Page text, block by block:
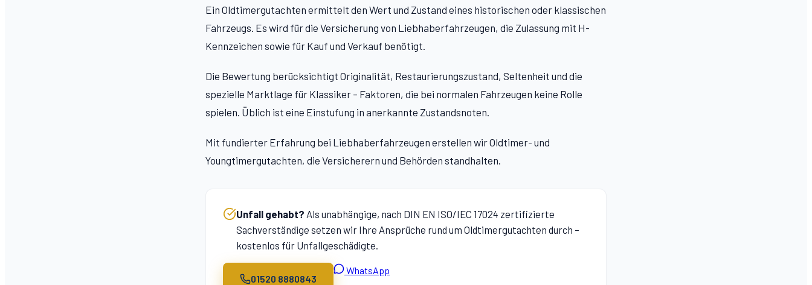
Ein Oldtimergutachten ermittelt den Wert und Zustand eines historischen oder klassischen
Fahrzeugs. Es wird für die Versicherung von Liebhaberfahrzeugen, die Zulassung mit H-
Kennzeichen sowie für Kauf und Verkauf benötigt.
Die Bewertung berücksichtigt Originalität, Restaurierungszustand, Seltenheit und die
spezielle Marktlage für Klassiker – Faktoren, die bei normalen Fahrzeugen keine Rolle
spielen. Üblich ist eine Einstufung in anerkannte Zustandsnoten.
Mit fundierter Erfahrung bei Liebhaberfahrzeugen erstellen wir Oldtimer- und
Youngtimergutachten, die Versicherern und Behörden standhalten.
Unfall gehabt? Als unabhängige, nach DIN EN ISO/IEC 17024 zertifizierte
Sachverständige setzen wir Ihre Ansprüche rund um Oldtimergutachten durch –
kostenlos für Unfallgeschädigte.
01520 8880843
WhatsApp